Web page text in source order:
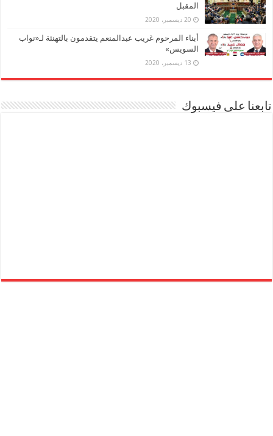
المقبل
20 ديسمبر، 2020
أبناء المرحوم غريب عبدالمنعم يتقدمون بالتهنئة لـ«نواب
السويس»
13 ديسمبر، 2020
تابعنا على فيسبوك